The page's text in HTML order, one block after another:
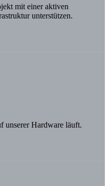
mit einer aktiven
unterstützen.
unserer Hardware läuft.